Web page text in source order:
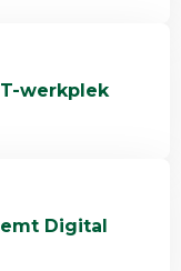
werkplek
Digital